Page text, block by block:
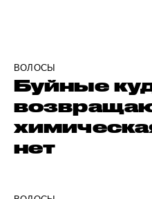
ВОЛОСЫ
Буйные
нет